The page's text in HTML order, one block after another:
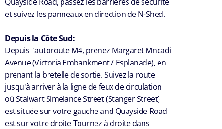
et suivez les panneaux en direction de N-Shed.
Depuis la Côte Sud:
Depuis l'autoroute M4, prenez Margaret Mncadi
Avenue (Victoria Embankment / Esplanade), en
prenant la bretelle de sortie. Suivez la route
jusqu'à arriver à la ligne de feux de circulation
où Stalwart Simelance Street (Stanger Street)
est située sur votre gauche and Quayside Road
est sur votre droite Tournez à droite dans